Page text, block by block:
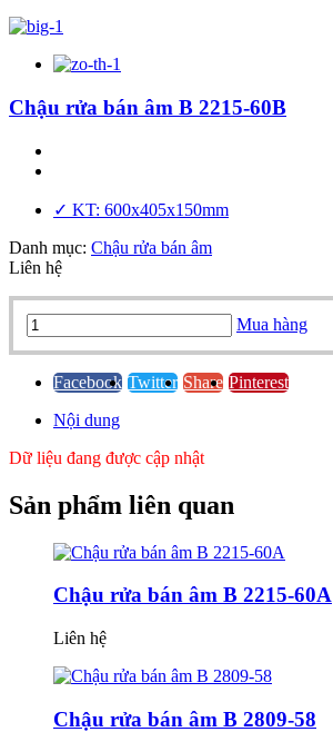
Chậu rửa bán âm B 2215-60B
✓ KT: 600x405x150mm
Danh mục: Chậu rửa bán âm
Liên hệ
Chậu
rửa
âm
2215-
quantity
Mua hàng
Facebook Twitter Share Pinterest
Nội dung
Dữ liệu đang được cập nhật
Sản phẩm liên quan
Chậu rửa bán âm B 2215-60A
Liên hệ
Chậu rửa bán âm B 2809-58